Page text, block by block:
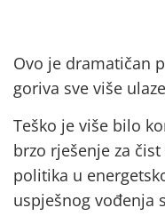
Ovo je dramatičan
goriva sve više
Teško je više bilo
brzo rješenje za
politika u
uspješnog vođenja